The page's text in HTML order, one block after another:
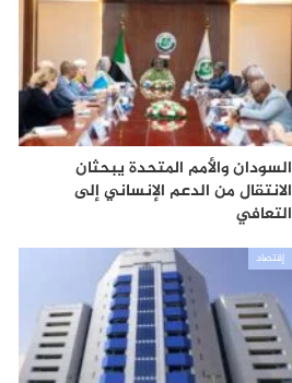
السودان والأمم المتحدة يبحثان
الانتقال من الدعم الإنساني إلى
التعافي
إقتصاد